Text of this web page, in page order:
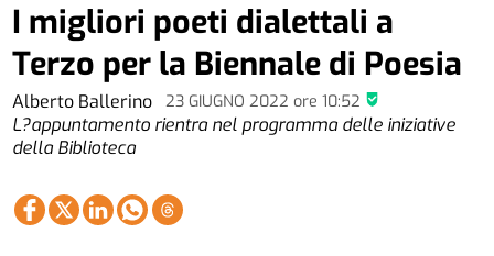
Alberto Ballerino 23 GIUGNO 2022ore 10:52
I migliori poeti dialettali a
Terzo per la Biennale di Poesia
L?appuntamento rientra nel programma delle iniziative
della Biblioteca